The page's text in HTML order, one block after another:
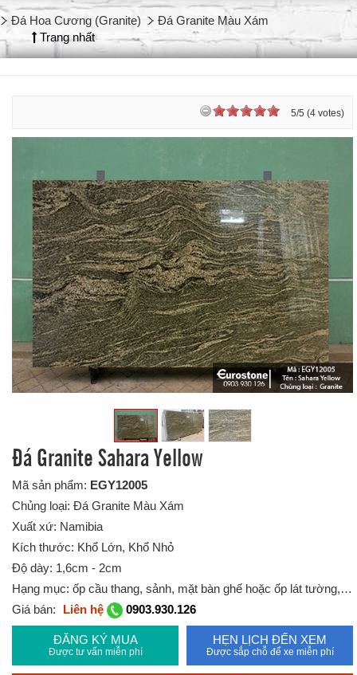
Đá Hoa Cương (Granite)
Đá Granite Màu Xám
Trang nhất
5/5 (4 votes)
Đá Granite Sahara Yellow
Mã sản phẩm: EGY12005
Chủng loại: Đá Granite Màu Xám
Xuất xứ: Namibia
Kích thước: Khổ Lớn, Khổ Nhỏ
Độ dày: 1,6cm - 2cm
Hạng mục: ốp cầu thang, sảnh, mặt bàn ghế hoặc ốp lát tường,…
Giá bán:
Liên hệ 0903.930.126
ĐĂNG KÝ MUA
Được tư vấn miễn phí
HẸN LỊCH ĐẾN XEM
Được sắp chỗ để xe miễn phí